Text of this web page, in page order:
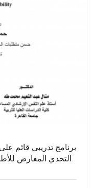
برنامج تدريبي قائم
التحدي المعارض